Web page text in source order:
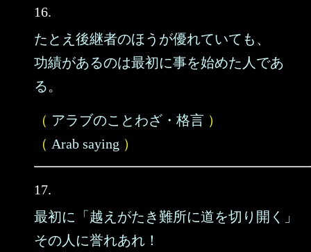
16.
たとえ後継者のほうが優れていても、
功績があるのは最初に事を始めた人であ
る。
（ アラブのことわざ・格言 ）
（ Arab saying ）
17.
最初に「越えがたき難所に道を切り開く」
その人に誉れあれ！